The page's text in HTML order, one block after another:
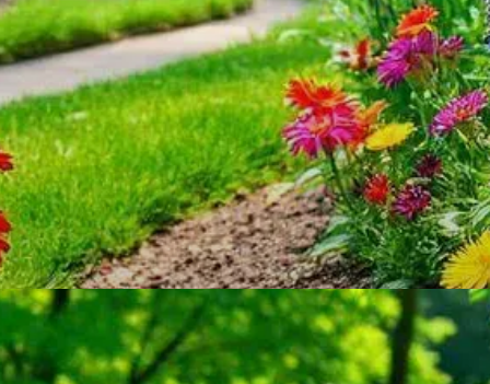
DESTAQUE
Benefícios das flores perenes
Flores perenes embelezam seu jardim com cores
vibrantes e texturas. Elas retornam todos os anos!